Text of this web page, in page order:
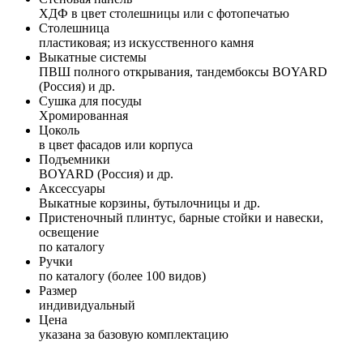
ХДФ в цвет столешницы или с фотопечатью
Столешница
пластиковая; из искусственного камня
Выкатные системы
ПВШ полного открывания, тандембоксы BOYARD
(Россия) и др.
Сушка для посуды
Хромированная
Цоколь
в цвет фасадов или корпуса
Подъемники
BOYARD (Россия) и др.
Аксессуары
Выкатные корзины, бутылочницы и др.
Пристеночный плинтус, барные стойки и навески,
освещение
по каталогу
Ручки
по каталогу (более 100 видов)
Размер
индивидуальный
Цена
указана за базовую комплектацию